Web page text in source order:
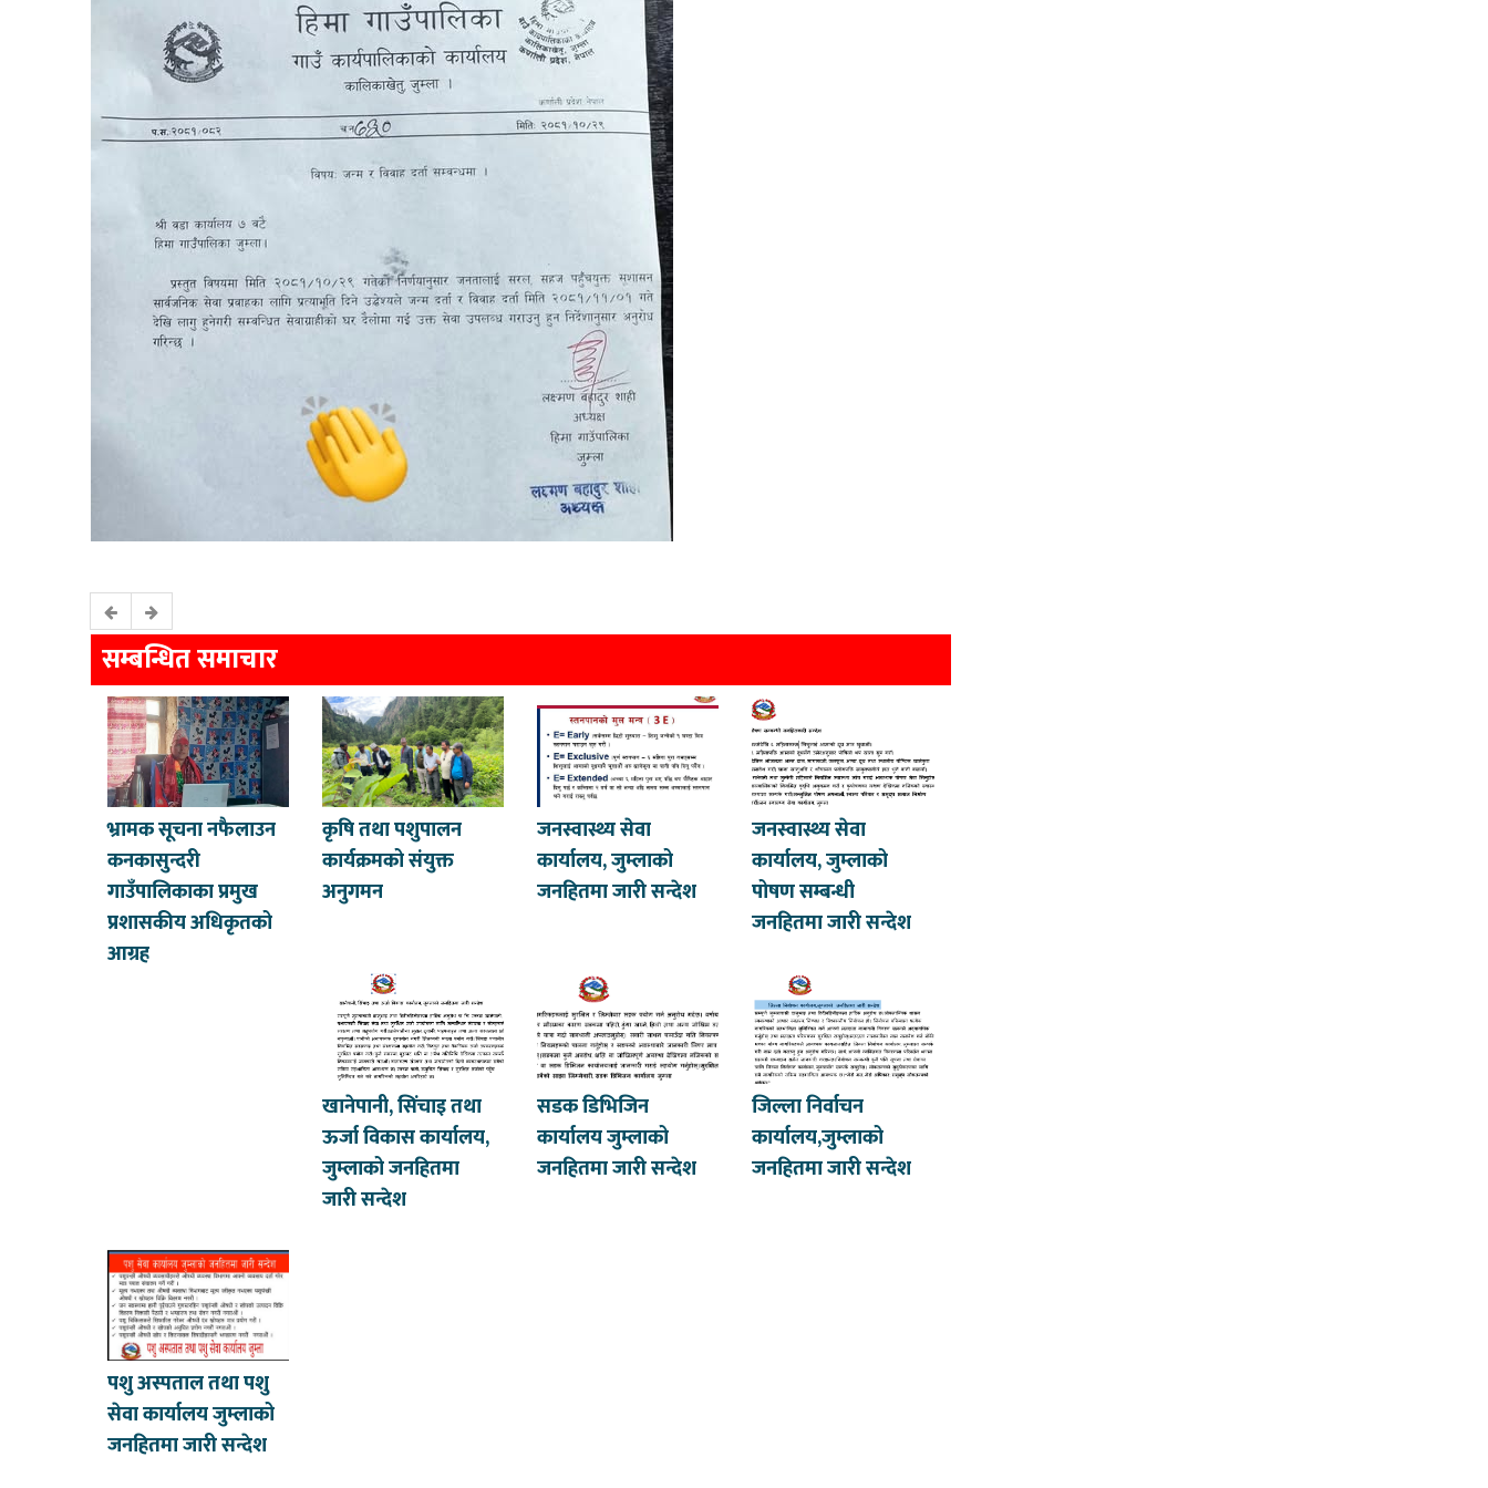
सम्बन्धित समाचार
भ्रामक सूचना नफैलाउन
कनकासुन्दरी
गाउँपालिकाका प्रमुख
प्रशासकीय अधिकृतको
आग्रह
कृषि तथा पशुपालन
कार्यक्रमको संयुक्त
अनुगमन
जनस्वास्थ्य सेवा
कार्यालय, जुम्लाको
जनहितमा जारी सन्देश
जनस्वास्थ्य सेवा
कार्यालय, जुम्लाको
पोषण सम्बन्धी
जनहितमा जारी सन्देश
खानेपानी, सिंचाइ तथा
ऊर्जा विकास कार्यालय,
जुम्लाको जनहितमा
जारी सन्देश
सडक डिभिजिन
कार्यालय जुम्लाको
जनहितमा जारी सन्देश
जिल्ला निर्वाचन
कार्यालय,जुम्लाको
जनहितमा जारी सन्देश
पशु अस्पताल तथा पशु
सेवा कार्यालय जुम्लाको
जनहितमा जारी सन्देश